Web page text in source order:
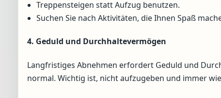
Treppensteigen statt Aufzug benutzen.
Suchen Sie nach Aktivitäten, die Ihnen Spaß
4. Geduld und Durchhaltevermögen
Langfristiges Abnehmen erfordert Geduld und
normal. Wichtig ist, nicht aufzugeben und immer